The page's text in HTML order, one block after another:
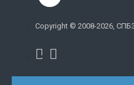
Copyright © 2008-2026,